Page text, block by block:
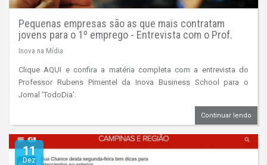
Pequenas empresas são as que mais contratam
jovens para o 1º emprego - Entrevista com o Prof.
Rubens Pimentel para o jornal 'TodoDia'
Inova na Mídia
Clique AQUI e confira a matéria completa com a entrevista do
Professor Rubens Pimentel da Inova Business School para o
Jornal 'TodoDia'.
Continuar lendo
11
Dez